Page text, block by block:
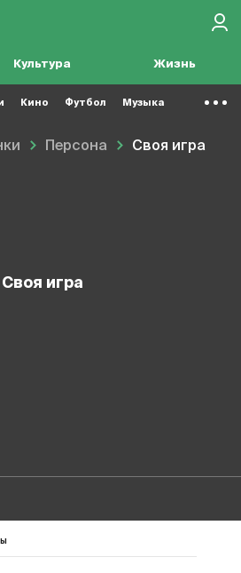
Культура Жизнь
Кино Футбол Музыка
Персона Своя игра
Своя игра